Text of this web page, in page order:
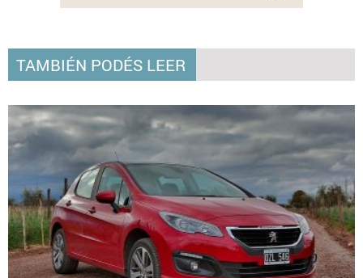
TAMBIÉN PODÉS LEER